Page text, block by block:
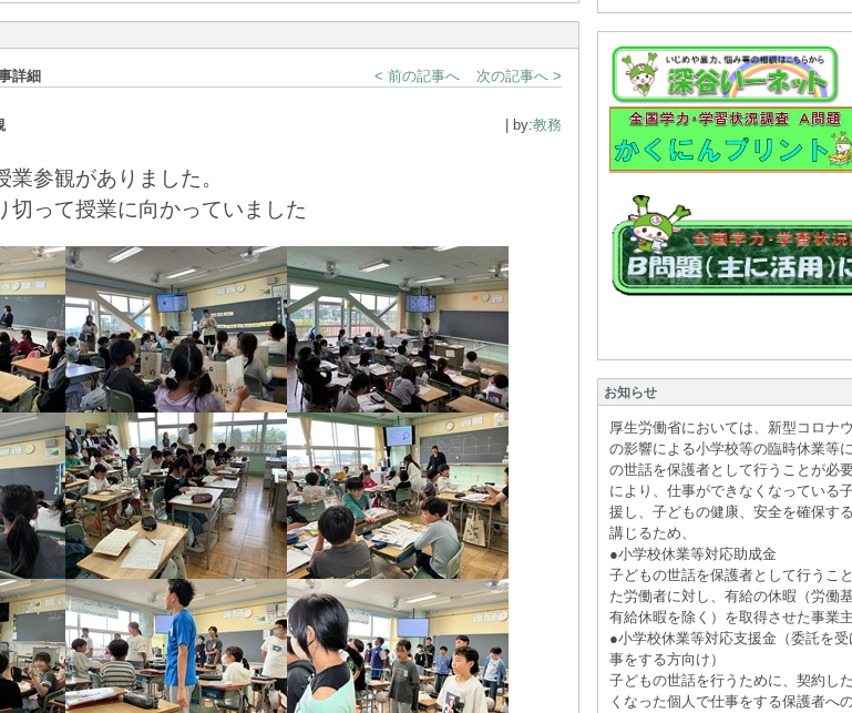
詳細 < 前の記事へ 次の記事へ >
| by:教務
参観がありました。
切って授業に向かっていました
お知らせ
厚生労働省においては、新型コロナ
の影響による小学校等の臨時休業等
の世話を保護者として行うことが必
により、仕事ができなくなっている
援し、子どもの健康、安全を確保す
講じるため、
●小学校休業等対応助成金
子どもの世話を保護者として行うこ
た労働者に対し、有給の休暇（労働
有給休暇を除く）を取得させた事業
●小学校休業等対応支援金（委託を
事をする方向け）
子どもの世話を行うために、契約し
くなった個人で仕事をする保護者へ